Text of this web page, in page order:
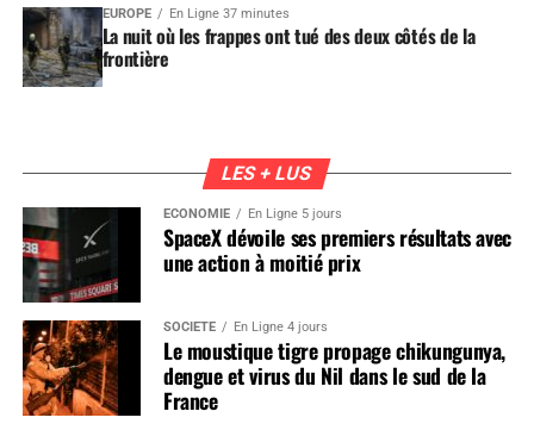
EUROPE En Ligne 37 minutes
La nuit où les frappes ont tué des deux côtés de la
frontière
LES + LUS
ÉCONOMIE En Ligne 5 jours
SpaceX dévoile ses premiers résultats avec
une action à moitié prix
SOCIÉTÉ En Ligne 4 jours
Le moustique tigre propage chikungunya,
dengue et virus du Nil dans le sud de la
France